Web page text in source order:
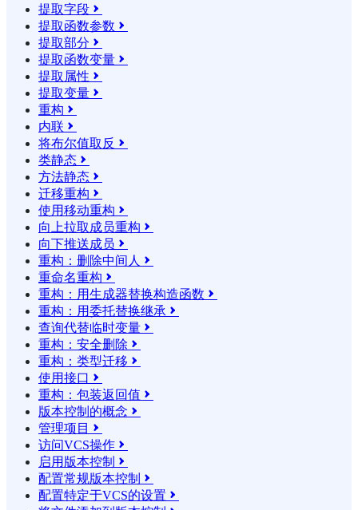
提取字段 
提取函数参数 
提取部分 
提取函数变量 
提取属性 
提取变量 
重构 
内联 
将布尔值取反 
类静态 
方法静态 
迁移重构 
使用移动重构 
向上拉取成员重构 
向下推送成员 
重构：删除中间人 
重命名重构 
重构：用生成器替换构造函数 
重构：用委托替换继承 
查询代替临时变量 
重构：安全删除 
重构：类型迁移 
使用接口 
重构：包装返回值 
版本控制的概念 
管理项目 
访问VCS操作 
启用版本控制 
配置常规版本控制 
配置特定于VCS的设置 